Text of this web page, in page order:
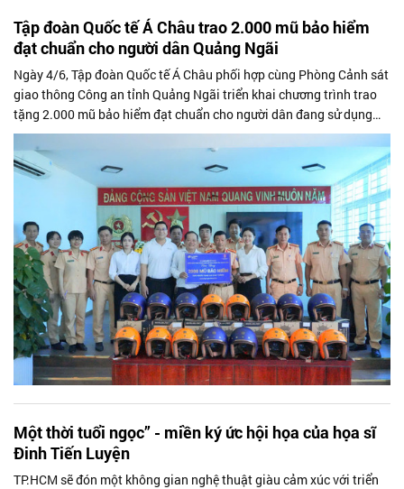
Tập đoàn Quốc tế Á Châu trao 2.000 mũ bảo hiểm
đạt chuẩn cho người dân Quảng Ngãi
Ngày 4/6, Tập đoàn Quốc tế Á Châu phối hợp cùng Phòng Cảnh sát
giao thông Công an tỉnh Quảng Ngãi triển khai chương trình trao
tặng 2.000 mũ bảo hiểm đạt chuẩn cho người dân đang sử dụng
mũ bảo hiểm không bảo đảm chất lượng, góp phần nâng cao ý thức
chấp hành pháp luật và xây dựng văn hóa giao thông an toàn.
Một thời tuổi ngọc” - miền ký ức hội họa của họa sĩ
Đinh Tiến Luyện
TP.HCM sẽ đón một không gian nghệ thuật giàu cảm xúc với triển